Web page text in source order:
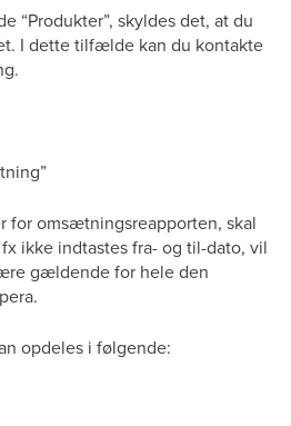
“Produkter”, skyldes det, at du
I dette tilfælde kan du kontakte
for omsætningsreapporten, skal
ikke indtastes fra- og til-dato, vil
gældende for hele den
opdeles i følgende: